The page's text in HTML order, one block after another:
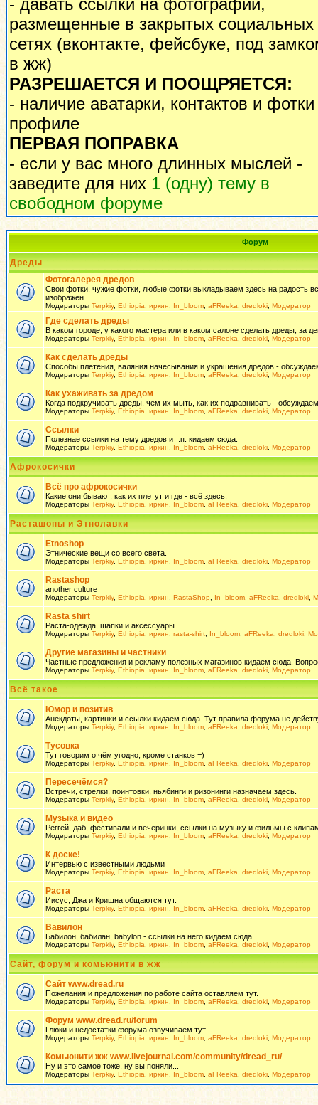
- давать ссылки на фотографии,
размещенные в закрытых социальных
сетях (вконтакте, фейсбуке, под
в жж)
РАЗРЕШАЕТСЯ И ПООЩРЯЕТСЯ:
- наличие аватарки, контактов и
профиле
ПЕРВАЯ ПОПРАВКА
- если у вас много длинных мыслей -
заведите для них 1 (одну) тему в
свободном форуме
Форум
Дреды
Фотогалерея дредов
Свои фотки, чужие фотки, любые фотки выкладываем здесь на радость
изображен.
Модераторы Terpkiy, Ethiopia иркин In_bloom aFReeka dredloki Модератор
Где сделать дреды
В каком городе, у какого мастера или в каком салоне сделать дреды, за
Модераторы Terpkiy, Ethiopia иркин In_bloom aFReeka dredloki Модератор
Как сделать дреды
Способы плетения, валяния начесывания и украшения дредов -
Модераторы Terpkiy, Ethiopia иркин In_bloom aFReeka dredloki Модератор
Как ухаживать за дредом
Когда подкручивать дреды, чем их мыть, как их подравнивать - обсуждаем
Модераторы Terpkiy, Ethiopia иркин In_bloom aFReeka dredloki Модератор
Ссылки
Полезнае ссылки на тему дредов и т.п. кидаем сюда.
Модераторы Terpkiy, Ethiopia иркин In_bloom aFReeka dredloki Модератор
Афрокосички
Всё про афрокосички
Какие они бывают, как их плетут и где - всё здесь.
Модераторы Terpkiy, Ethiopia иркин In_bloom aFReeka dredloki Модератор
Расташопы и Этнолавки
Etnoshop
Этнические вещи со всего света.
Модераторы Terpkiy, Ethiopia иркин In_bloom aFReeka dredloki Модератор
Rastashop
another culture
Модераторы Terpkiy, Ethiopia иркин RastaShop In_bloom aFReeka dredloki
Rasta shirt
Раста-одежда, шапки и аксессуары.
Модераторы Terpkiy, Ethiopia иркин rasta-shirt In_bloom aFReeka dredloki
Другие магазины и частники
Частные предложения и рекламу полезных магазинов кидаем сюда.
Модераторы Terpkiy, Ethiopia иркин In_bloom aFReeka dredloki Модератор
Всё такое
Юмор и позитив
Анекдоты, картинки и ссылки кидаем сюда. Тут правила форума не
Модераторы Terpkiy, Ethiopia иркин In_bloom aFReeka dredloki Модератор
Тусовка
Тут говорим о чём угодно, кроме станков =)
Модераторы Terpkiy, Ethiopia иркин In_bloom aFReeka dredloki Модератор
Пересечёмся?
Встречи, стрелки, поинтовки, ньябинги и ризонинги назначаем здесь.
Модераторы Terpkiy, Ethiopia иркин In_bloom aFReeka dredloki Модератор
Музыка и видео
Реггей, даб, фестивали и вечеринки, ссылки на музыку и фильмы с
Модераторы Terpkiy, Ethiopia иркин In_bloom aFReeka dredloki Модератор
К доске!
Интервью с известными людьми
Модераторы Terpkiy, Ethiopia иркин In_bloom aFReeka dredloki Модератор
Раста
Иисус, Джа и Кришна общаются тут.
Модераторы Terpkiy, Ethiopia иркин In_bloom aFReeka dredloki Модератор
Вавилон
Бабилон, бабилан, babylon - ссылки на него кидаем сюда...
Модераторы Terpkiy, Ethiopia иркин In_bloom aFReeka dredloki Модератор
Сайт, форум и комьюнити в жж
Сайт www.dread.ru
Пожелания и предложения по работе сайта оставляем тут.
Модераторы Terpkiy, Ethiopia иркин In_bloom aFReeka dredloki Модератор
Форум www.dread.ru/forum
Глюки и недостатки форума озвучиваем тут.
Модераторы Terpkiy, Ethiopia иркин In_bloom aFReeka dredloki Модератор
Комьюнити жж www.livejournal.com/community/dread_ru/
Ну и это самое тоже, ну вы поняли...
Модераторы Terpkiy, Ethiopia иркин In_bloom aFReeka dredloki Модератор